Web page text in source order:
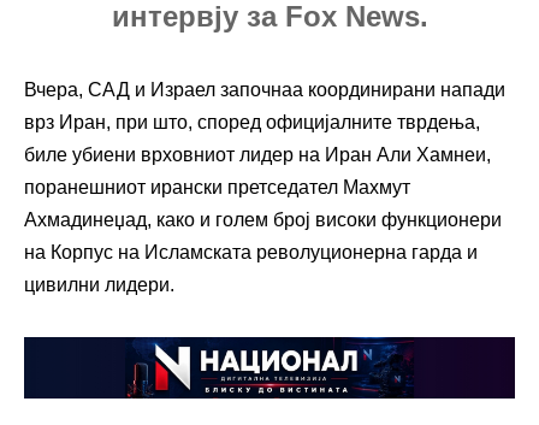
интервју за Fox News.
Вчера, САД и Израел започнаа координирани напади
врз Иран, при што, според официјалните тврдења,
биле убиени врховниот лидер на Иран Али Хамнеи,
поранешниот ирански претседател Махмут
Ахмадинеџад, како и голем број високи функционери
на Корпус на Исламската револуционерна гарда и
цивилни лидери.